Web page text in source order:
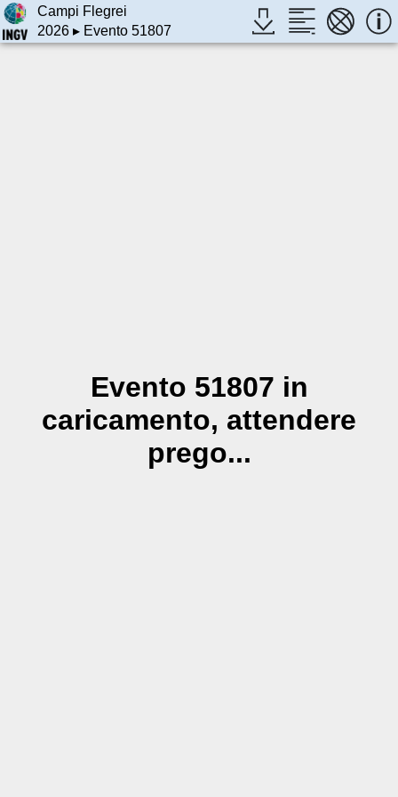
Campi Flegrei
2026▸ Evento 51807
Evento 51807 in
caricamento, attendere
prego...